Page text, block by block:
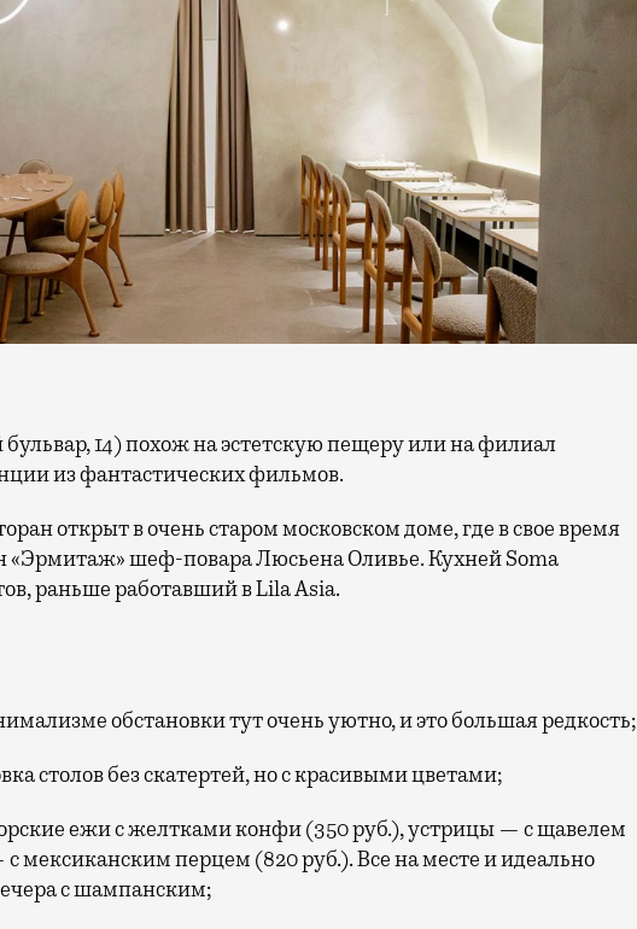
из фантастических фильмов.
открыт в очень старом московском доме, где в свое время
«Эрмитаж» шеф-повара Люсьена Оливье. Кухней Soma
раньше работавший в Lila Asia.
обстановки тут очень уютно, и это большая редкость;
столов без скатертей, но с красивыми цветами;
ежи с желтками конфи (350 руб.), устрицы — с щавелем
мексиканским перцем (820 руб.). Все на месте и идеально
с шампанским;